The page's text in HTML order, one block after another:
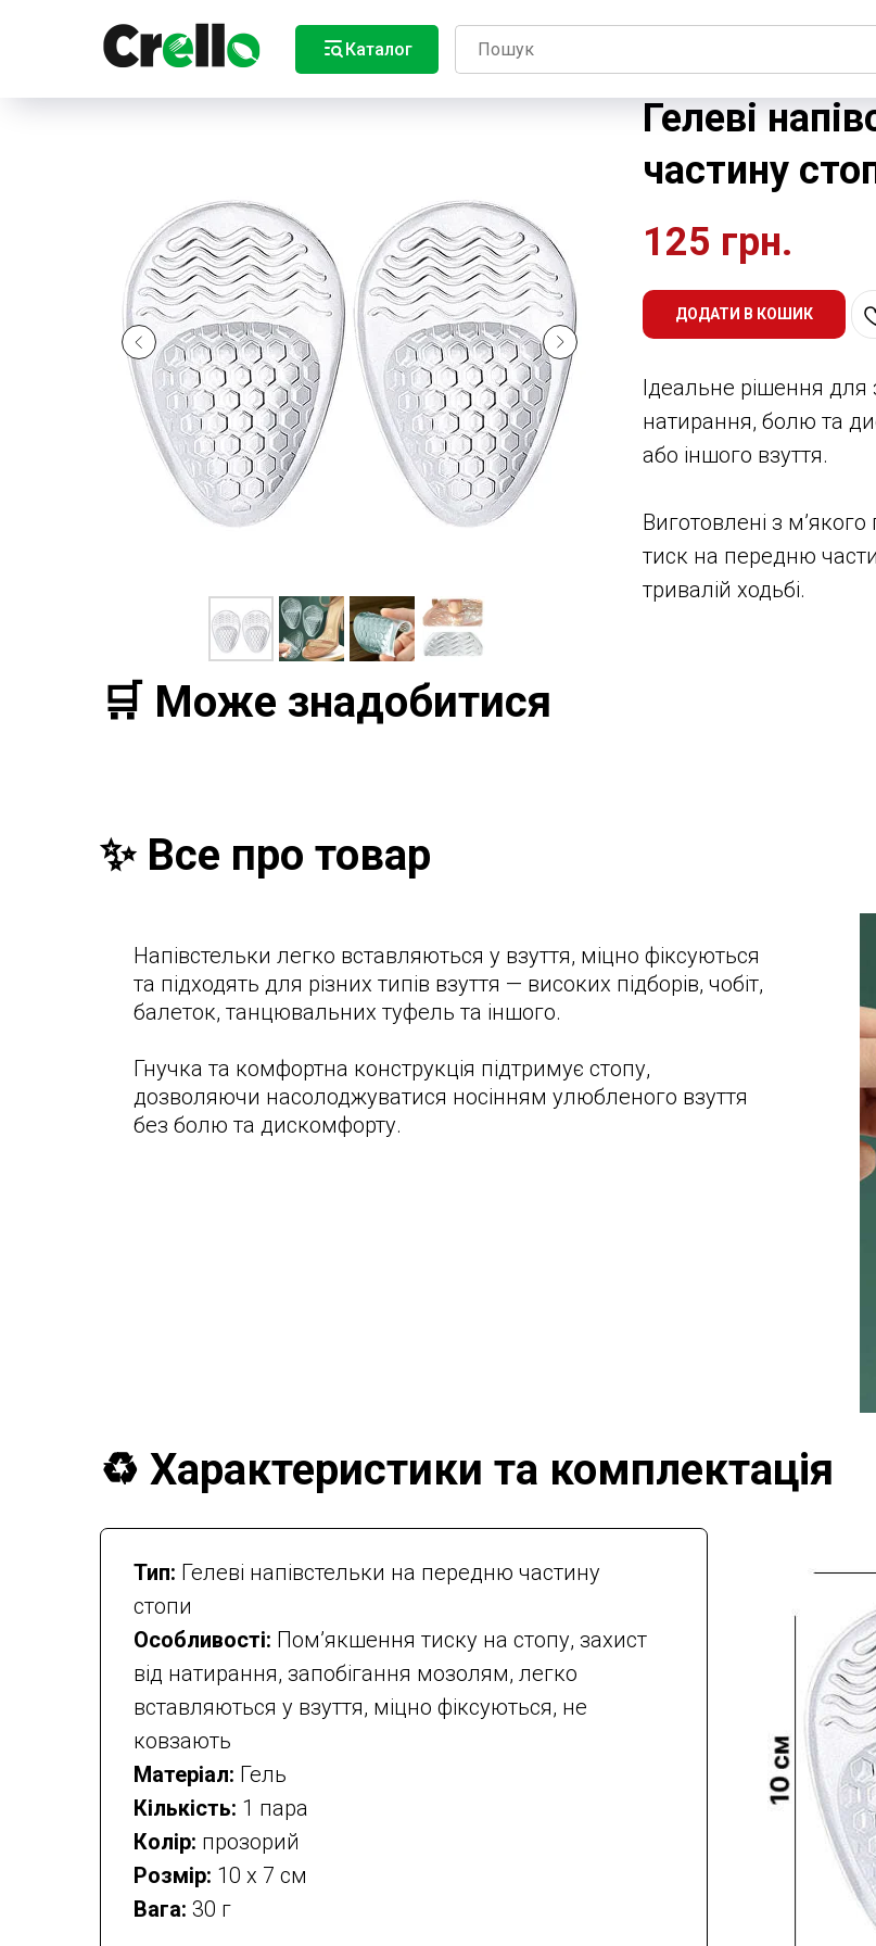
Каталог
Гелеві
частину
125 грн.
ДОДАТИ В КОШИК
Ідеальне рішення для
натирання, болю та
або іншого взуття.
Виготовлені з
тиск на передню
тривалій ходьбі.
🛒 Може знадобитися
✨ Все про товар
Напівстельки легко вставляються у взуття, міцно фіксуються
та підходять для різних типів взуття — високих підборів, чобіт,
балеток, танцювальних туфель та іншого.
Гнучка та комфортна конструкція підтримує стопу,
дозволяючи насолоджуватися носінням улюбленого взуття
без болю та дискомфорту.
♻️ Характеристики та комплектація
Тип: Гелеві напівстельки на передню частину
стопи
Особливості: Пом’якшення тиску на стопу, захист
від натирання, запобігання мозолям, легко
вставляються у взуття, міцно фіксуються, не
ковзають
Матеріал: Гель
Кількість: 1 пара
Колір: прозорий
Розмір: 10 х 7 см
Вага: 30 г